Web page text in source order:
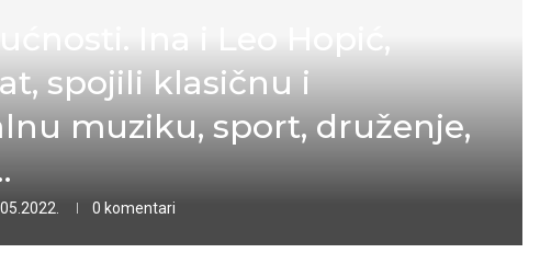
Ina i Leo Hopić,
spojili klasičnu i
muziku, sport, druženje,
0 komentari